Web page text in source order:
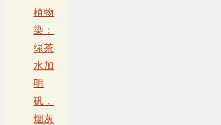
植物
染：
绿茶
水加
明
矾，
烟灰